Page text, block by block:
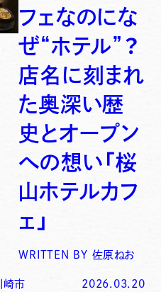
フェなのにな
ぜ“ホテル”？
店名に刻まれ
た奥深い歴
史とオープン
への想い「桜
山ホテルカフ
ェ」
WRITTEN BY 佐原ねお
崎市 2026.03.20